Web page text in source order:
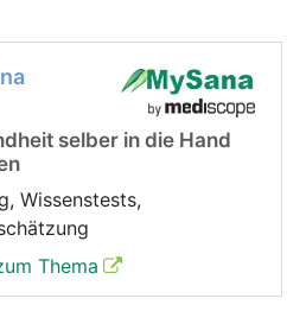
selber in die Hand
Wissenstests,
Thema